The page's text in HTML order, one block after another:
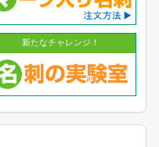
新たなチャレンジ！